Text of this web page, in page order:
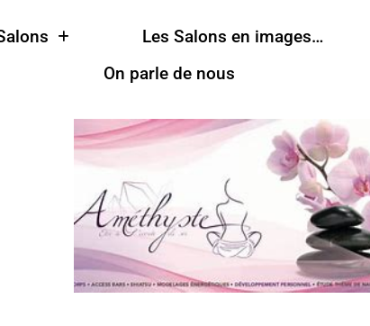
Les Salons en images…
On parle de nous